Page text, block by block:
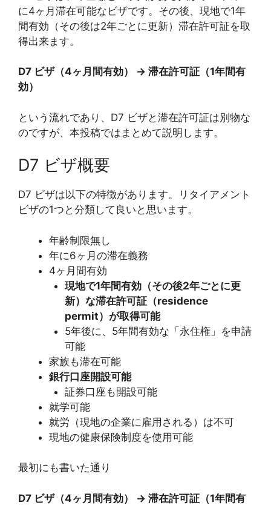
に4ヶ月滞在可能なビザです。その後、現地で1年
間有効（その後は2年ごとに更新）滞在許可証を取
得出来ます。
D7 ビザ（4ヶ月間有効） → 滞在許可証（1年間有
効）
という流れであり、D7 ビザと滞在許可証は別物な
のですが、本投稿ではまとめて説明します。
D7 ビザ概要
D7 ビザは以下の特徴があります。リタイアメント
ビザの1つと分類して良いと思います。
年齢制限無し
年に6ヶ月の滞在義務
4ヶ月間有効
現地で1年間有効（その後2年ごとに更
新）な滞在許可証（residence
permit）が取得可能
5年後に、5年間有効な「永住権」を申請
可能
家族も滞在可能
銀行口座開設可能
証券口座も開設可能
就学可能
就労（現地の企業に雇用される）は不可
現地の健康保険制度を使用可能
最初にも書いた通り
D7 ビザ（4ヶ月間有効） → 滞在許可証（1年間有